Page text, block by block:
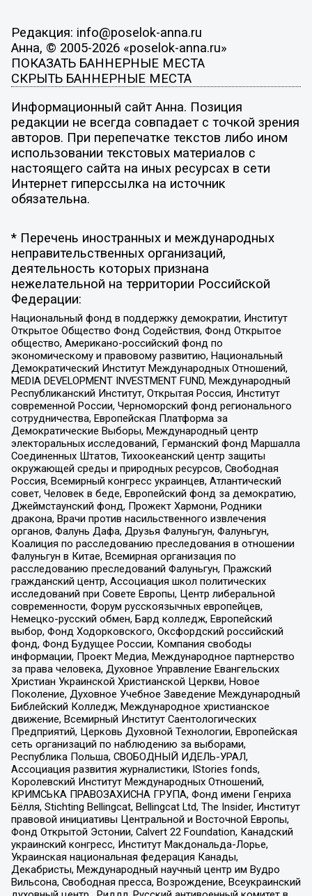
Редакция: info@poselok-anna.ru
Анна, © 2005-2026 «poselok-anna.ru»
ПОКАЗАТЬ БАННЕРНЫЕ МЕСТА
СКРЫТЬ БАННЕРНЫЕ МЕСТА
Информационный сайт Анна. Позиция
редакции не всегда совпадает с точкой зрения
авторов. При перепечатке текстов либо ином
использовании текстовых материалов с
настоящего сайта на иных ресурсах в сети
Интернет гиперссылка на источник
обязательна.
* Перечень иностранных и международных
неправительственных организаций,
деятельность которых признана
нежелательной на территории Российской
Федерации:
Национальный фонд в поддержку демократии, Институт
Открытое Общество Фонд Содействия, Фонд Открытое
общество, Американо-российский фонд по
экономическому и правовому развитию, Национальный
Демократический Институт Международных Отношений,
MEDIA DEVELOPMENT INVESTMENT FUND, Международный
Республиканский Институт, Открытая Россия, Институт
современной России, Черноморский фонд регионального
сотрудничества, Европейская Платформа за
Демократические Выборы, Международный центр
электоральных исследований, Германский фонд Маршалла
Соединенных Штатов, Тихоокеанский центр защиты
окружающей среды и природных ресурсов, Свободная
Россия, Всемирный конгресс украинцев, Атлантический
совет, Человек в беде, Европейский фонд за демократию,
Джеймстаунский фонд, Прожект Хармони, Родники
дракона, Врачи против насильственного извлечения
органов, Фалунь Дафа, Друзья Фалуньгун, Фалуньгун,
Коалиция по расследованию преследования в отношении
Фалуньгун в Китае, Всемирная организация по
расследованию преследований Фалуньгун, Пражский
гражданский центр, Ассоциация школ политических
исследований при Совете Европы, Центр либеральной
современности, Форум русскоязычных европейцев,
Немецко-русский обмен, Бард колледж, Европейский
выбор, Фонд Ходорковского, Оксфордский российский
фонд, Фонд Будущее России, Компания свободы
информации, Проект Медиа, Международное партнерство
за права человека, Духовное Управление Евангельских
Христиан Украинской Христианской Церкви, Новое
Поколение, Духовное Учебное Заведение Международный
Библейский Колледж, Международное христианское
движение, Всемирный Институт Саентологических
Предприятий, Церковь Духовной Технологии, Европейская
сеть организаций по наблюдению за выборами,
Республика Польша, СВОБОДНЫЙ ИДЕЛЬ-УРАЛ,
Ассоциация развития журналистики, IStories fonds,
Королевский Институт Международных Отношений,
КРИМСЬКА ПРАВОЗАХИСНА ГРУПА, Фонд имени Генриха
Бёлля, Stichting Bellingcat, Bellingcat Ltd, The Insider, Институт
правовой инициативы Центральной и Восточной Европы,
Фонд Открытой Эстонии, Calvert 22 Foundation, Канадский
украинский конгресс, Институт Макдональда-Лорье,
Украинская национальная федерация Канады,
Декабристы, Международный научный центр им Вудро
Вильсона, Свободная пресса, Возрождение, Всеукраинский